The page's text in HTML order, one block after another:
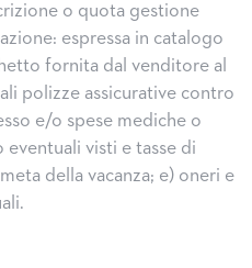
o quota gestione
espressa in catalogo
fornita dal venditore al
polizze assicurative contro
e/o spese mediche o
visti e tasse di
della vacanza; e) oneri e